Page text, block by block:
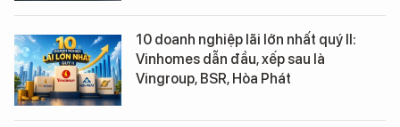
10 doanh nghiệp lãi lớn nhất quý II:
Vinhomes dẫn đầu, xếp sau là
Vingroup, BSR, Hòa Phát